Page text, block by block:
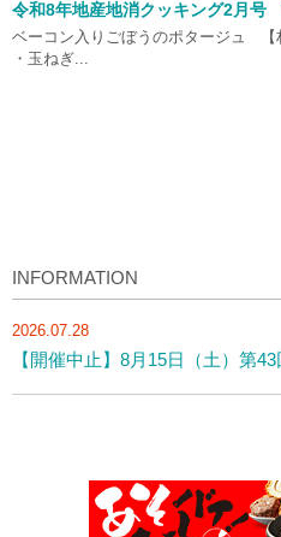
令和8年地産地消クッキング2月号
ベーコン入りごぼうのポタージュ 【
・玉ねぎ...
INFORMATION
2026.07.28
【開催中止】8月15日（土）第